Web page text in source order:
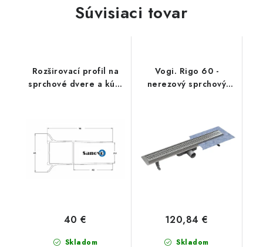
Súvisiaci tovar
Rozširovací profil na
sprchové dvere a kúty
Skladom
40 €
Vogi. Rigo 60 -
nerezový sprchový
Skladom
120,84 €